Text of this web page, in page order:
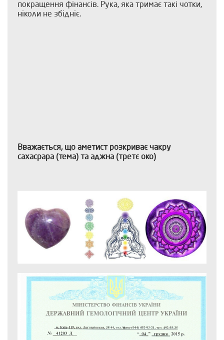
покращення фінансів. Рука, яка тримає такі чотки,
ніколи не збідніє.
Вважається, що аметист розкриває чакру
сахасрара (тема) та аджна (третє око)